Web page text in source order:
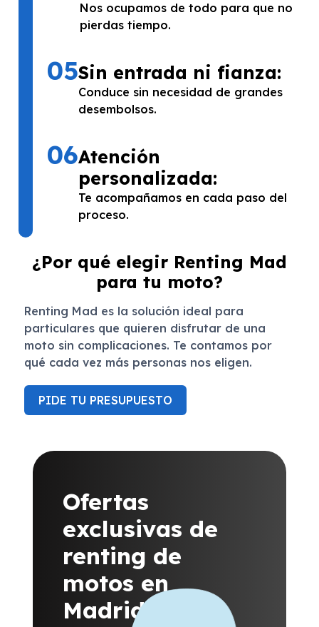
¿Por qué elegir Renting Mad
para tu moto?
Renting Mad es la solución ideal para
particulares que quieren disfrutar de una
moto sin complicaciones. Te contamos por
qué cada vez más personas nos eligen.
PIDE TU PRESUPUESTO
Nos ocupamos de todo para que no
pierdas tiempo.
05Sin entrada ni fianza:
Conduce sin necesidad de grandes
desembolsos.
06Atención
personalizada:
Te acompañamos en cada paso del
proceso.
Ofertas
exclusivas de
renting de
motos en
Madrid